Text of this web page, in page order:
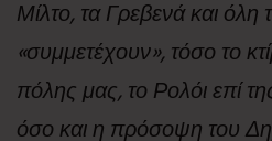
Μίλτο, τα Γρεβενά και όλη
«συμμετέχουν», τόσο το
πόλης μας, το Ρολόι επί
όσο και η πρόσοψη του